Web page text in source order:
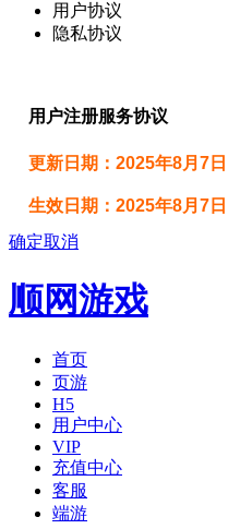
用户协议
隐私协议
确定取消
顺网游戏
首页
页游
H5
用户中心
VIP
充值中心
客服
端游